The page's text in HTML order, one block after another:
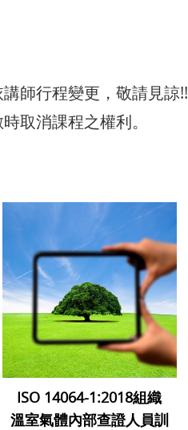
師行程變更，敬請見諒!!
取消課程之權利。
ISO 14064-1:2018組織
溫室氣體內部查證人員訓